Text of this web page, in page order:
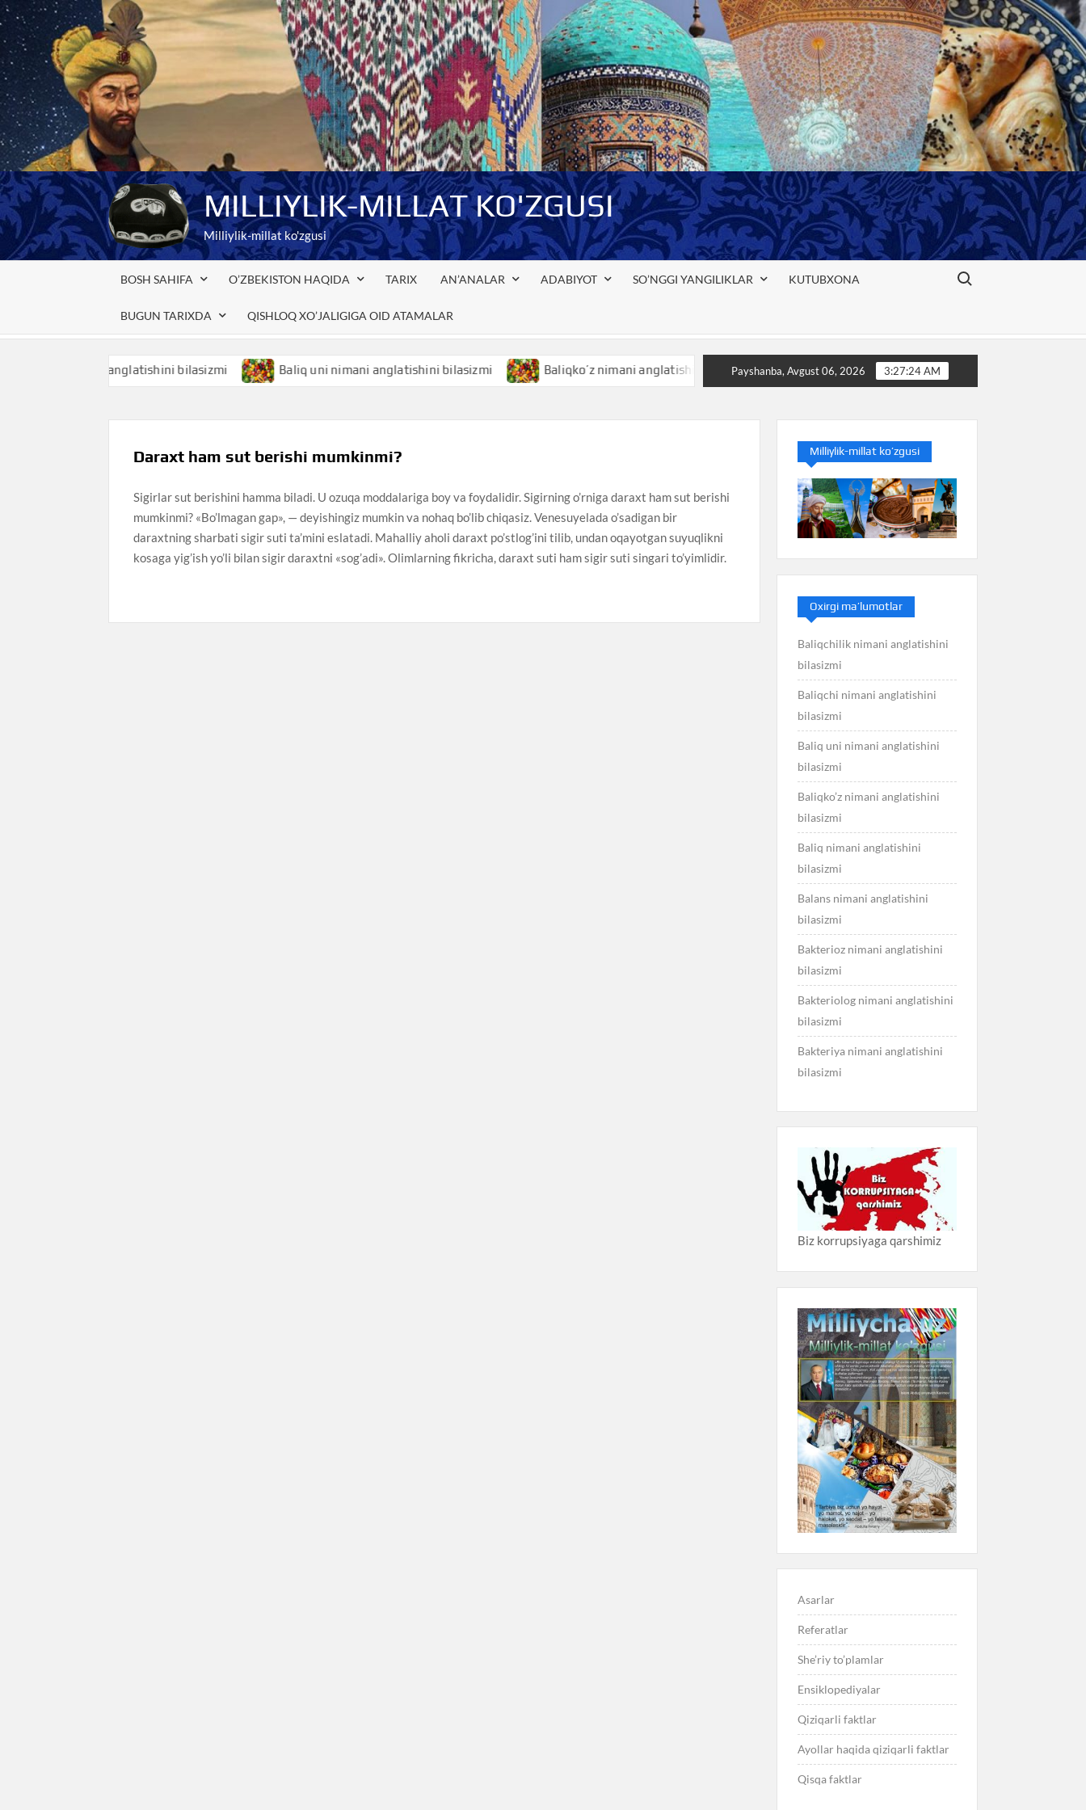
Skip
to
content
MILLIYLIK-MILLAT KO'ZGUSI
Milliylik-millat ko'zgusi
BOSH SAHIFA O’ZBEKISTON HAQIDA TARIX AN’ANALAR ADABIYOT SO’NGGI YANGILIKLAR KUTUBXONA
BUGUN TARIXDA QISHLOQ XO’JALIGIGA OID ATAMALAR
Search for:
nimani anglatishini bilasizmi Baliq uni nimani anglatishini bilasizmi Baliqko’z nimani anglatishini bilasizmi Baliq nimani anglatishini bilasizmi
Payshanba, Avgust 06, 2026 3:27:25 AM
Daraxt ham sut berishi mumkinmi?
Sigirlar sut berishini hamma biladi. U ozuqa moddalariga boy va foydalidir. Sigirning o’rniga daraxt ham sut berishi
mumkinmi? «Bo’lmagan gap», — deyishingiz mumkin va nohaq bo’lib chiqasiz. Venesuyelada o’sadigan bir
daraxtning sharbati sigir suti ta’mini eslatadi. Mahalliy aholi daraxt po’stlog’ini tilib, undan oqayotgan suyuqlikni
kosaga yig’ish yo’li bilan sigir daraxtni «sog’adi». Olimlarning fikricha, daraxt suti ham sigir suti singari to’yimlidir.
Milliylik-millat ko’zgusi
Oxirgi ma’lumotlar
Baliqchilik nimani anglatishini
bilasizmi
Baliqchi nimani anglatishini
bilasizmi
Baliq uni nimani anglatishini
bilasizmi
Baliqko’z nimani anglatishini
bilasizmi
Baliq nimani anglatishini
bilasizmi
Balans nimani anglatishini
bilasizmi
Bakterioz nimani anglatishini
bilasizmi
Bakteriolog nimani anglatishini
bilasizmi
Bakteriya nimani anglatishini
bilasizmi
Biz korrupsiyaga qarshimiz
Asarlar
Referatlar
She’riy to’plamlar
Ensiklopediyalar
Qiziqarli faktlar
Ayollar haqida qiziqarli faktlar
Qisqa faktlar